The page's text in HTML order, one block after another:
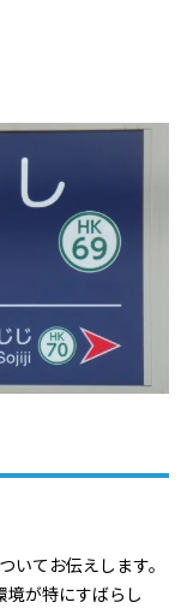
いてお伝えします。
境が特にすばらし